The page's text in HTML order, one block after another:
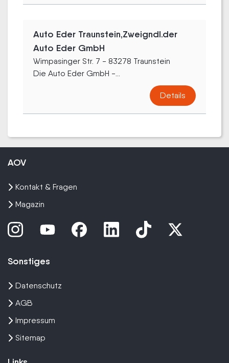
Auto Eder Traunstein,Zweigndl.der
Auto Eder GmbH
Wimpasinger Str. 7 - 83278 Traunstein
Die Auto Eder GmbH -...
Details
AOV
Kontakt & Fragen
Magazin
Sonstiges
Datenschutz
AGB
Impressum
Sitemap